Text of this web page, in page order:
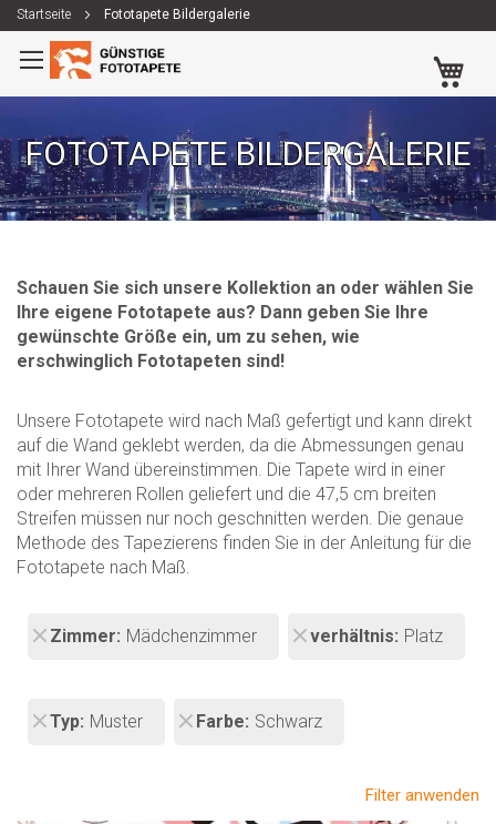
Startseite Fototapete Bildergalerie
Zum
Inhalt
springen
FOTOTAPETE BILDERGALERIE
Schauen Sie sich unsere Kollektion an oder wählen Sie
Ihre eigene Fototapete aus? Dann geben Sie Ihre
gewünschte Größe ein, um zu sehen, wie
erschwinglich Fototapeten sind!
Unsere Fototapete wird nach Maß gefertigt und kann direkt
auf die Wand geklebt werden, da die Abmessungen genau
mit Ihrer Wand übereinstimmen. Die Tapete wird in einer
oder mehreren Rollen geliefert und die 47,5 cm breiten
Streifen müssen nur noch geschnitten werden. Die genaue
Methode des Tapezierens finden Sie in der Anleitung für die
Fototapete nach Maß.
Zimmer Mädchenzimmer verhältnis Platz
Typ Muster Farbe Schwarz
Filter anwenden